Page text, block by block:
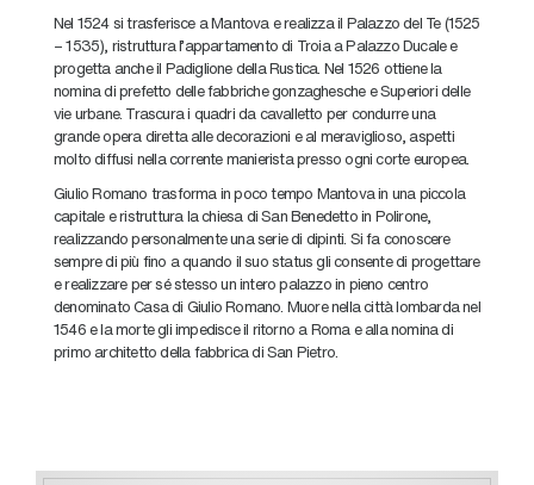
Nel 1524 si trasferisce a Mantova e realizza il Palazzo del Te (1525
– 1535), ristruttura l’appartamento di Troia a Palazzo Ducale e
progetta anche il Padiglione della Rustica. Nel 1526 ottiene la
nomina di prefetto delle fabbriche gonzaghesche e Superiori delle
vie urbane. Trascura i quadri da cavalletto per condurre una
grande opera diretta alle decorazioni e al meraviglioso, aspetti
molto diffusi nella corrente manierista presso ogni corte europea.
Giulio Romano trasforma in poco tempo Mantova in una piccola
capitale e ristruttura la chiesa di San Benedetto in Polirone,
realizzando personalmente una serie di dipinti. Si fa conoscere
sempre di più fino a quando il suo status gli consente di progettare
e realizzare per sé stesso un intero palazzo in pieno centro
denominato Casa di Giulio Romano. Muore nella città lombarda nel
1546 e la morte gli impedisce il ritorno a Roma e alla nomina di
primo architetto della fabbrica di San Pietro.